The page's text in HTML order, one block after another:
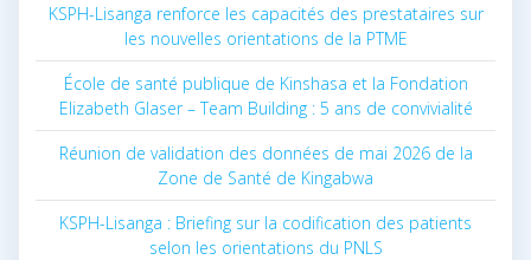
KSPH-Lisanga renforce les capacités des prestataires sur
les nouvelles orientations de la PTME
École de santé publique de Kinshasa et la Fondation
Elizabeth Glaser – Team Building : 5 ans de convivialité
Réunion de validation des données de mai 2026 de la
Zone de Santé de Kingabwa
KSPH-Lisanga : Briefing sur la codification des patients
selon les orientations du PNLS